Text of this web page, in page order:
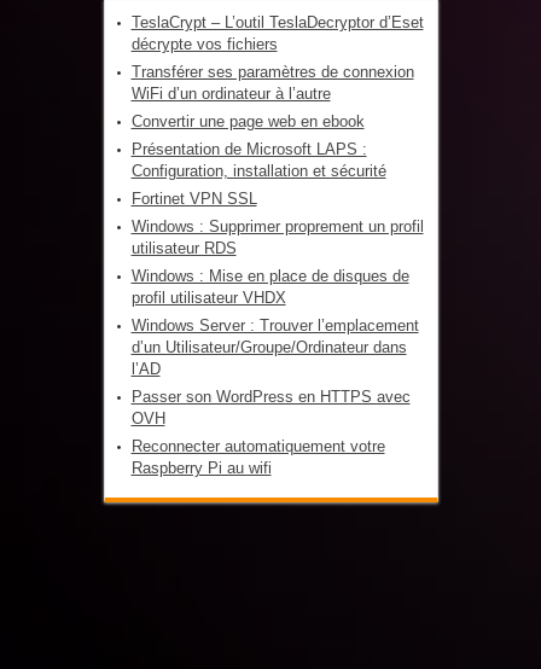
TeslaCrypt – L’outil TeslaDecryptor d’Eset
décrypte vos fichiers
Transférer ses paramètres de connexion
WiFi d’un ordinateur à l’autre
Convertir une page web en ebook
Présentation de Microsoft LAPS :
Configuration, installation et sécurité
Fortinet VPN SSL
Windows : Supprimer proprement un profil
utilisateur RDS
Windows : Mise en place de disques de
profil utilisateur VHDX
Windows Server : Trouver l’emplacement
d’un Utilisateur/Groupe/Ordinateur dans
l’AD
Passer son WordPress en HTTPS avec
OVH
Reconnecter automatiquement votre
Raspberry Pi au wifi